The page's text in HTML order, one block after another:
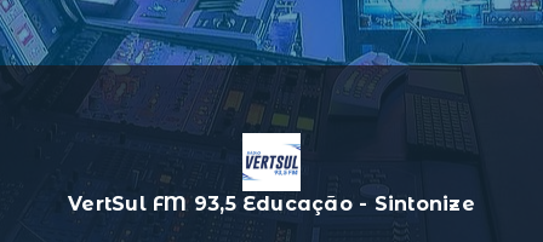
VertSul FM 93,5 Educação - Sintonize